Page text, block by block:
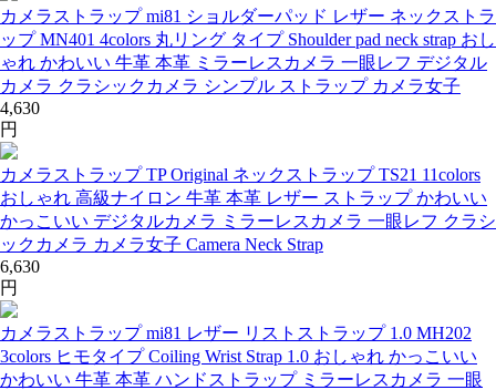
カメラストラップ mi81 ショルダーパッド レザー ネックストラ
ップ MN401 4colors 丸リング タイプ Shoulder pad neck strap おし
ゃれ かわいい 牛革 本革 ミラーレスカメラ 一眼レフ デジタル
カメラ クラシックカメラ シンプル ストラップ カメラ女子
4,630
円
カメラストラップ TP Original ネックストラップ TS21 11colors
おしゃれ 高級ナイロン 牛革 本革 レザー ストラップ かわいい
かっこいい デジタルカメラ ミラーレスカメラ 一眼レフ クラシ
ックカメラ カメラ女子 Camera Neck Strap
6,630
円
カメラストラップ mi81 レザー リストストラップ 1.0 MH202
3colors ヒモタイプ Coiling Wrist Strap 1.0 おしゃれ かっこいい
かわいい 牛革 本革 ハンドストラップ ミラーレスカメラ 一眼